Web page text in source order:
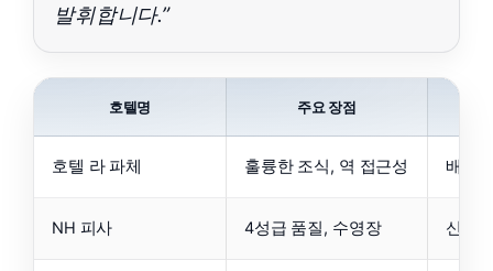
발휘합니다.”
호텔명 주요 장점
호텔 라 파체 훌륭한 조식, 역 접근성 배낭
NH 피사 4성급 품질, 수영장 신혼